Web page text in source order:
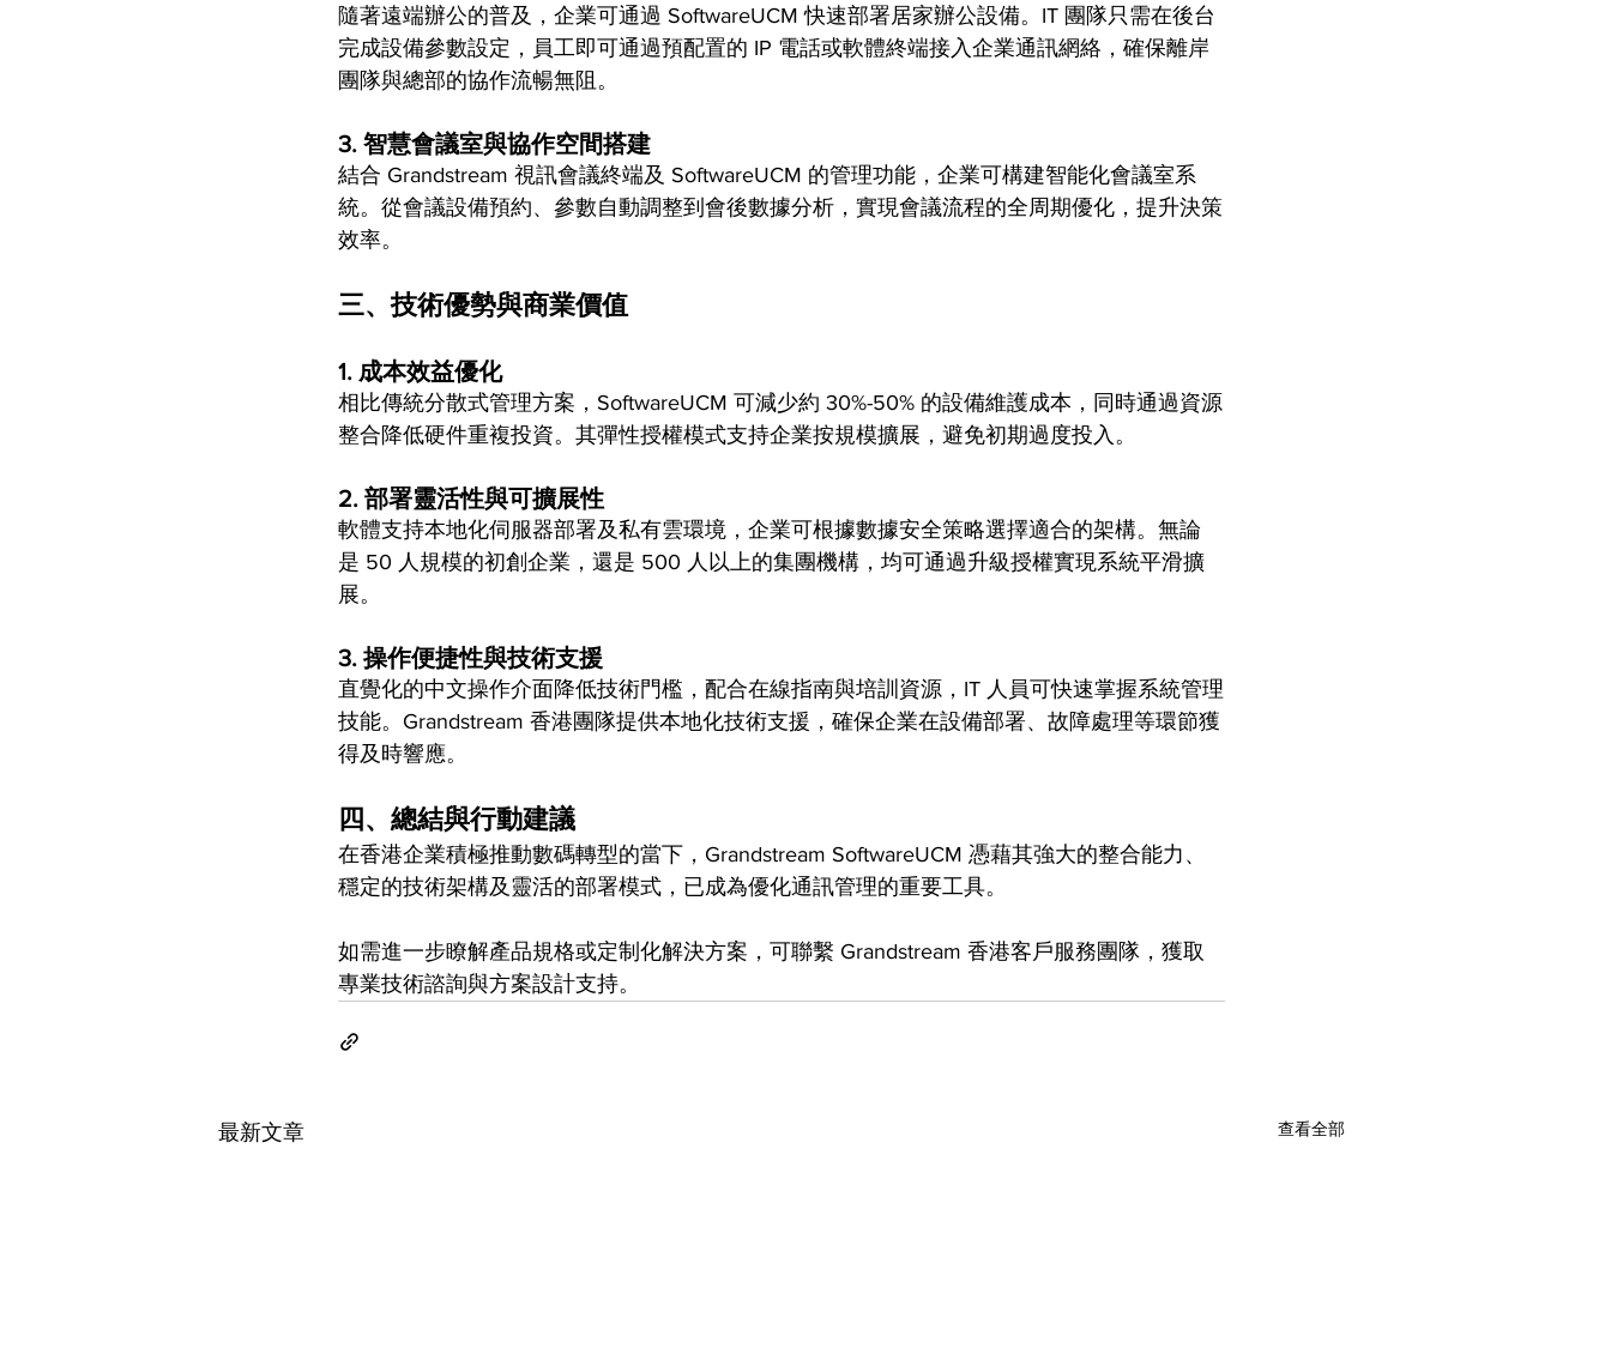
隨著遠端辦公的普及，企業可通過 SoftwareUCM 快速部署居家辦公設備。IT 團隊只需在後台
完成設備參數設定，員工即可通過預配置的 IP 電話或軟體終端接入企業通訊網絡，確保離岸
團隊與總部的協作流暢無阻。
3. 智慧會議室與協作空間搭建
結合 Grandstream 視訊會議終端及 SoftwareUCM 的管理功能，企業可構建智能化會議室系
統。從會議設備預約、參數自動調整到會後數據分析，實現會議流程的全周期優化，提升決策
效率。
三、技術優勢與商業價值
1. 成本效益優化
相比傳統分散式管理方案，SoftwareUCM 可減少約 30%-50% 的設備維護成本，同時通過資源
整合降低硬件重複投資。其彈性授權模式支持企業按規模擴展，避免初期過度投入。
2. 部署靈活性與可擴展性
軟體支持本地化伺服器部署及私有雲環境，企業可根據數據安全策略選擇適合的架構。無論
是 50 人規模的初創企業，還是 500 人以上的集團機構，均可通過升級授權實現系統平滑擴
展。
3. 操作便捷性與技術支援
直覺化的中文操作介面降低技術門檻，配合在線指南與培訓資源，IT 人員可快速掌握系統管理
技能。Grandstream 香港團隊提供本地化技術支援，確保企業在設備部署、故障處理等環節獲
得及時響應。
四、總結與行動建議
在香港企業積極推動數碼轉型的當下，Grandstream SoftwareUCM 憑藉其強大的整合能力、
穩定的技術架構及靈活的部署模式，已成為優化通訊管理的重要工具。
如需進一步瞭解產品規格或定制化解決方案，可聯繫 Grandstream 香港客戶服務團隊，獲取
專業技術諮詢與方案設計支持。
最新文章 查看全部